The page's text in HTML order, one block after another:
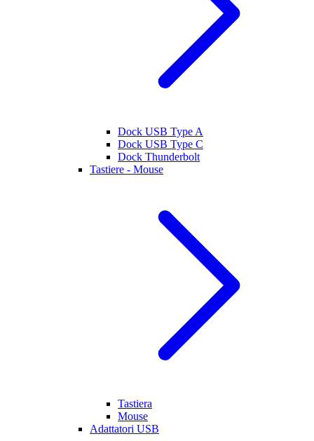
Dock USB Type A
Dock USB Type C
Dock Thunderbolt
Tastiere - Mouse
Tastiera
Mouse
Adattatori USB